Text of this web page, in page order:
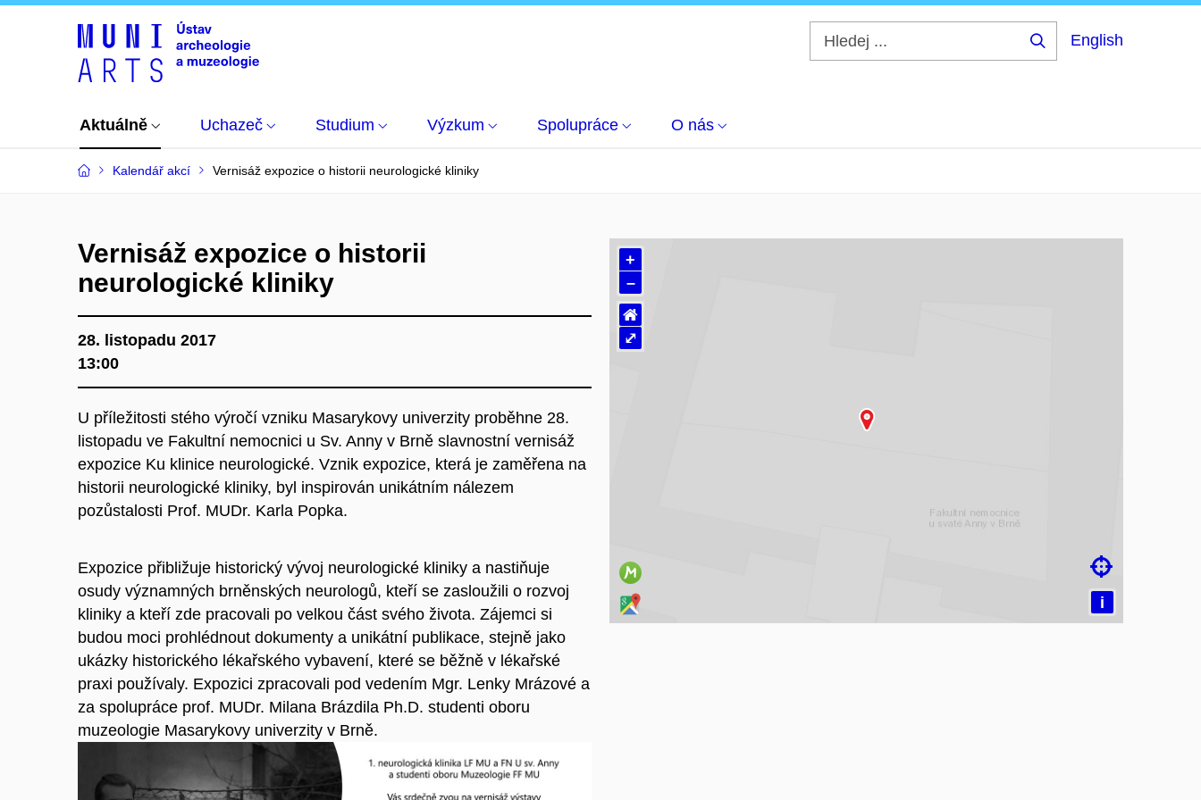
English
Aktuálně Uchazeč Studium Výzkum Spolupráce O nás
Kalendář akcí Vernisáž expozice o historii neurologické kliniky
Vernisáž expozice o historii
neurologické kliniky
28. listopadu 2017
13:00
U příležitosti stého výročí vzniku Masarykovy univerzity proběhne 28.
listopadu ve Fakultní nemocnici u Sv. Anny v Brně slavnostní vernisáž
expozice Ku klinice neurologické. Vznik expozice, která je zaměřena na
historii neurologické kliniky, byl inspirován unikátním nálezem
pozůstalosti Prof. MUDr. Karla Popka.
Expozice přibližuje historický vývoj neurologické kliniky a nastiňuje
osudy významných brněnských neurologů, kteří se zasloužili o rozvoj
kliniky a kteří zde pracovali po velkou část svého života. Zájemci si
budou moci prohlédnout dokumenty a unikátní publikace, stejně jako
ukázky historického lékařského vybavení, které se běžně v lékařské
praxi používaly. Expozici zpracovali pod vedením Mgr. Lenky Mrázové a
za spolupráce prof. MUDr. Milana Brázdila Ph.D. studenti oboru
muzeologie Masarykovy univerzity v Brně.
+
–
i

⌂
⤢